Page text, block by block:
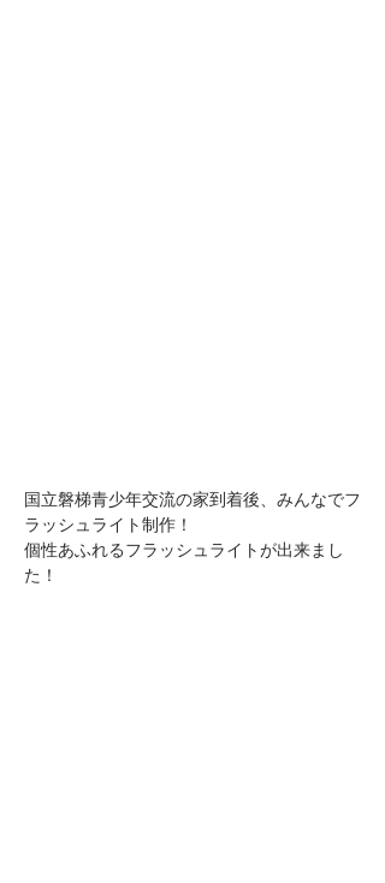
国立磐梯青少年交流の家到着後、みんなでフ
ラッシュライト制作！
個性あふれるフラッシュライトが出来まし
た！